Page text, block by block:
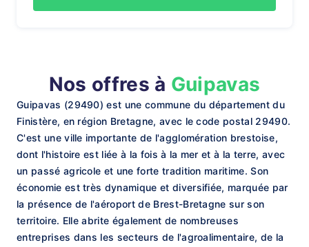
Nos offres à Guipavas
Guipavas (29490) est une commune du département du
Finistère, en région Bretagne, avec le code postal 29490.
C'est une ville importante de l'agglomération brestoise,
dont l'histoire est liée à la fois à la mer et à la terre, avec
un passé agricole et une forte tradition maritime. Son
économie est très dynamique et diversifiée, marquée par
la présence de l'aéroport de Brest-Bretagne sur son
territoire. Elle abrite également de nombreuses
entreprises dans les secteurs de l'agroalimentaire, de la